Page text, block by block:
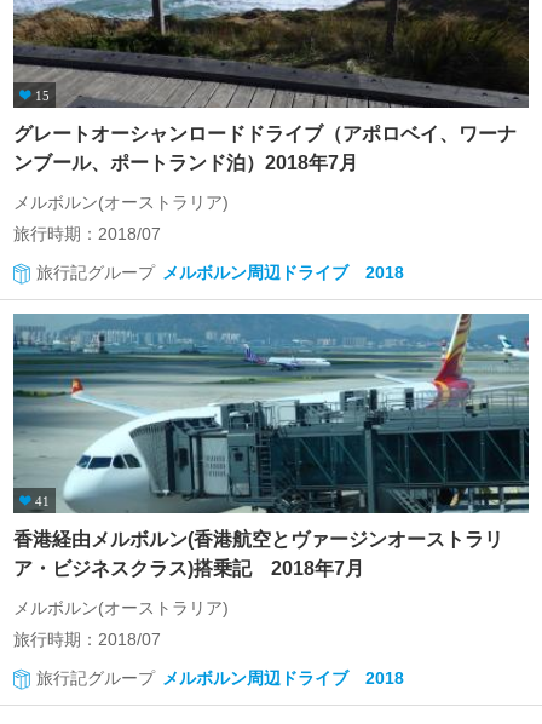
15
グレートオーシャンロードドライブ（アポロベイ、ワーナ
ンブール、ポートランド泊）2018年7月
メルボルン(オーストラリア)
旅行時期：2018/07
旅行記グループ メルボルン周辺ドライブ 2018
41
香港経由メルボルン(香港航空とヴァージンオーストラリ
ア・ビジネスクラス)搭乗記 2018年7月
メルボルン(オーストラリア)
旅行時期：2018/07
旅行記グループ メルボルン周辺ドライブ 2018